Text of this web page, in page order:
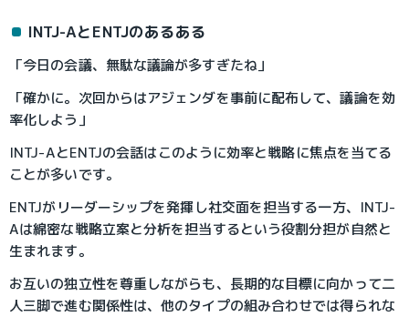
INTJ-AとENTJのあるある
「今日の会議、無駄な議論が多すぎたね」
「確かに。次回からはアジェンダを事前に配布して、議論を効
率化しよう」
INTJ-AとENTJの会話はこのように効率と戦略に焦点を当てる
ことが多いです。
ENTJがリーダーシップを発揮し社交面を担当する一方、INTJ-
Aは綿密な戦略立案と分析を担当するという役割分担が自然と
生まれます。
お互いの独立性を尊重しながらも、長期的な目標に向かって二
人三脚で進む関係性は、他のタイプの組み合わせでは得られな